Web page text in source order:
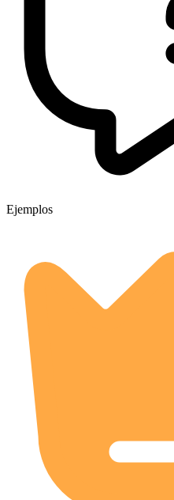
Ejemplos